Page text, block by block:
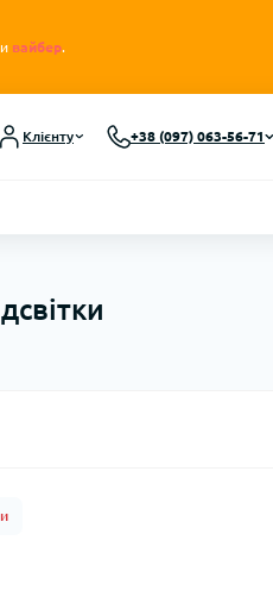
вайбер.
Клієнту +38 (097) 063-56-71